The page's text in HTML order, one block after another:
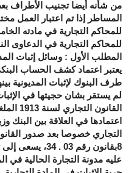
من شأنه أيضا تجنيب الأطراف
المساطر إذا تم اعتبار العمل
للمحاكم التجارية في مادته
للمحاكم التجارية في الدعاوى
المطلب الأول : وسائل إثبات
يعتبر اعتماد كشف الحساب
طرف البنوك لإثبات المديونية
لم يستقر بشان حجيتها في
اعتمادها في العلاقة بين البنك
8بقانون رقم 03